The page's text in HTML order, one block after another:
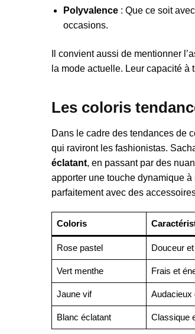
Polyvalence : Que ce soit
occasions.
Il convient aussi de mentionner
la mode actuelle. Leur capacité
Les coloris
Dans le cadre des tendances de
qui raviront les fashionistas.
éclatant, en passant par des
apporter une touche dynamique
parfaitement avec des
Coloris
Rose pastel Douceur
Vert menthe Frais et
Jaune vif Audacieux
Blanc éclatant Classique